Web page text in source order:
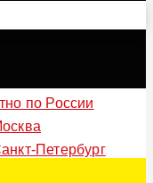
по России
Петербург